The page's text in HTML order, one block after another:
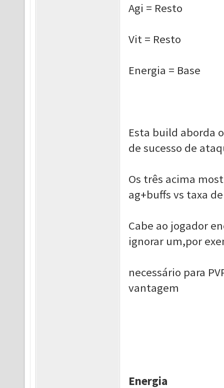
Agi = Resto
Vit = Resto
Energia = Base
Esta build aborda
de sucesso de
Os três acima
ag+buffs vs taxa
Cabe ao jogador
ignorar um,por
necessário para
vantagem
Energia